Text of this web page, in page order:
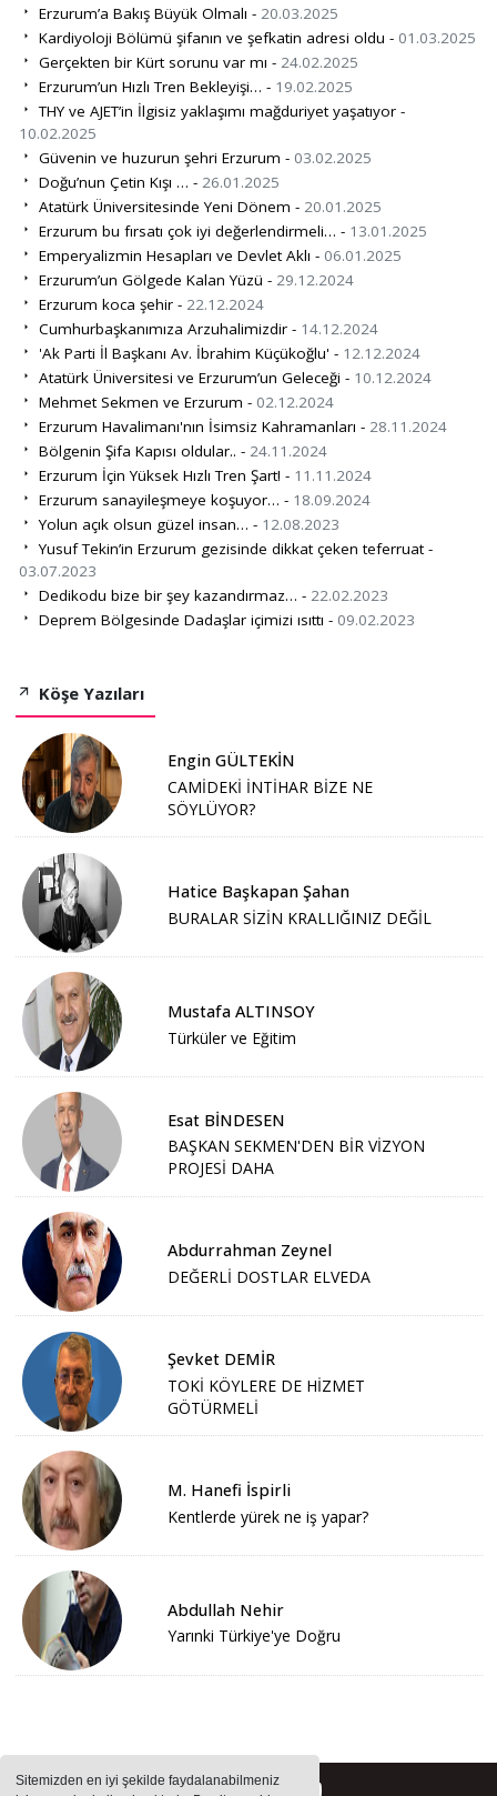
Sitemizden en iyi şekilde faydalanabilmeniz
Erzurum’a Bakış Büyük Olmalı - 20.03.2025
Kardiyoloji Bölümü şifanın ve şefkatin adresi oldu - 01.03.2025
Gerçekten bir Kürt sorunu var mı - 24.02.2025
Erzurum’un Hızlı Tren Bekleyişi… - 19.02.2025
THY ve AJET’in İlgisiz yaklaşımı mağduriyet yaşatıyor -
10.02.2025
Güvenin ve huzurun şehri Erzurum - 03.02.2025
Doğu’nun Çetin Kışı … - 26.01.2025
Atatürk Üniversitesinde Yeni Dönem - 20.01.2025
Erzurum bu fırsatı çok iyi değerlendirmeli… - 13.01.2025
Emperyalizmin Hesapları ve Devlet Aklı - 06.01.2025
Erzurum’un Gölgede Kalan Yüzü - 29.12.2024
Erzurum koca şehir - 22.12.2024
Cumhurbaşkanımıza Arzuhalimizdir - 14.12.2024
'Ak Parti İl Başkanı Av. İbrahim Küçükoğlu' - 12.12.2024
Atatürk Üniversitesi ve Erzurum’un Geleceği - 10.12.2024
Mehmet Sekmen ve Erzurum - 02.12.2024
Erzurum Havalimanı'nın İsimsiz Kahramanları - 28.11.2024
Bölgenin Şifa Kapısı oldular.. - 24.11.2024
Erzurum İçin Yüksek Hızlı Tren Şart! - 11.11.2024
Erzurum sanayileşmeye koşuyor… - 18.09.2024
Yolun açık olsun güzel insan… - 12.08.2023
Yusuf Tekin’in Erzurum gezisinde dikkat çeken teferruat -
03.07.2023
Dedikodu bize bir şey kazandırmaz… - 22.02.2023
Deprem Bölgesinde Dadaşlar içimizi ısıttı - 09.02.2023
Köşe Yazıları
Engin GÜLTEKİN
CAMİDEKİ İNTİHAR BİZE NE
SÖYLÜYOR?
Hatice Başkapan Şahan
BURALAR SİZİN KRALLIĞINIZ DEĞİL
Mustafa ALTINSOY
Türküler ve Eğitim
Esat BİNDESEN
BAŞKAN SEKMEN'DEN BİR VİZYON
PROJESİ DAHA
Abdurrahman Zeynel
DEĞERLİ DOSTLAR ELVEDA
Şevket DEMİR
TOKİ KÖYLERE DE HİZMET
GÖTÜRMELİ
M. Hanefi İspirli
Kentlerde yürek ne iş yapar?
Abdullah Nehir
Yarınki Türkiye'ye Doğru